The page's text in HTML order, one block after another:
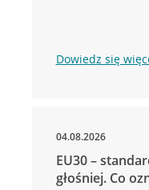
Dowiedz się
04.08.2026
EU30 –
głośniej. Co